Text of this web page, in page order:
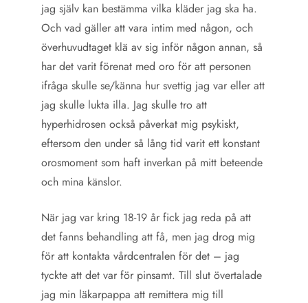
jag själv kan bestämma vilka kläder jag ska ha.
Och vad gäller att vara intim med någon, och
överhuvudtaget klä av sig inför någon annan, så
har det varit förenat med oro för att personen
ifråga skulle se/känna hur svettig jag var eller att
jag skulle lukta illa. Jag skulle tro att
hyperhidrosen också påverkat mig psykiskt,
eftersom den under så lång tid varit ett konstant
orosmoment som haft inverkan på mitt beteende
och mina känslor.
När jag var kring 18-19 år fick jag reda på att
det fanns behandling att få, men jag drog mig
för att kontakta vårdcentralen för det – jag
tyckte att det var för pinsamt. Till slut övertalade
jag min läkarpappa att remittera mig till